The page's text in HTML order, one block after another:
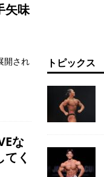
矢味
開され
な
く
トピックス